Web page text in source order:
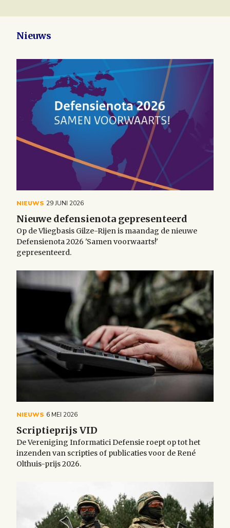
Nieuws
NIEUWS 29 JUNI 2026
Nieuwe defensienota gepresenteerd
Op de Vliegbasis Gilze-Rijen is maandag de nieuwe
Defensienota 2026 'Samen voorwaarts!'
gepresenteerd.
NIEUWS 6 MEI 2026
Scriptieprijs VID
De Vereniging Informatici Defensie roept op tot het
inzenden van scripties of publicaties voor de René
Olthuis-prijs 2026.